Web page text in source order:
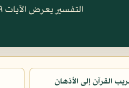
التفسير يعرض الآيات ٤٩ إلى ٦١
القرآن إلى الأذهان